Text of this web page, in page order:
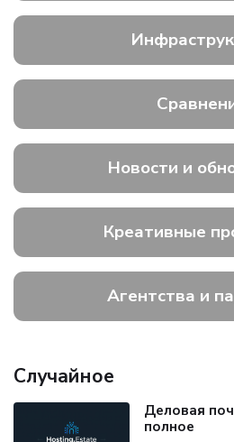
Новости и
Креативные
Агентства и
Случайное
Деловая
полное